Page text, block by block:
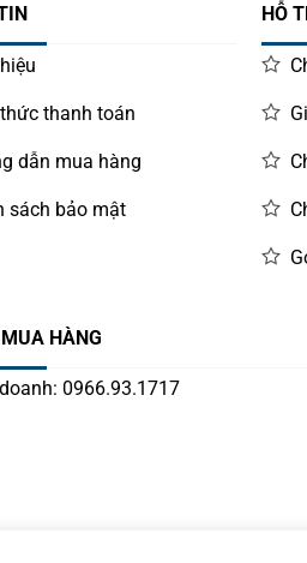
thanh toán
dẫn mua hàng
sách bảo mật
HỖ
HÀNG
0966.93.1717